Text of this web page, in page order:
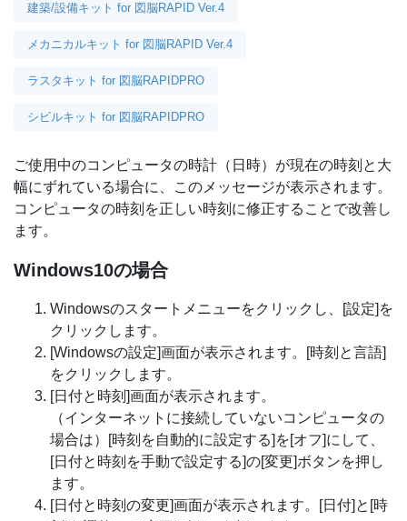
建築/設備キット for 図脳RAPID Ver.4
メカニカルキット for 図脳RAPID Ver.4
ラスタキット for 図脳RAPIDPRO
シビルキット for 図脳RAPIDPRO
ご使用中のコンピュータの時計（日時）が現在の時刻と大
幅にずれている場合に、このメッセージが表示されます。
コンピュータの時刻を正しい時刻に修正することで改善し
ます。
Windows10の場合
Windowsのスタートメニューをクリックし、[設定]を
クリックします。
[Windowsの設定]画面が表示されます。[時刻と言語]
をクリックします。
[日付と時刻]画面が表示されます。
（インターネットに接続していないコンピュータの
場合は）[時刻を自動的に設定する]を[オフ]にして、
[日付と時刻を手動で設定する]の[変更]ボタンを押し
ます。
[日付と時刻の変更]画面が表示されます。[日付]と[時